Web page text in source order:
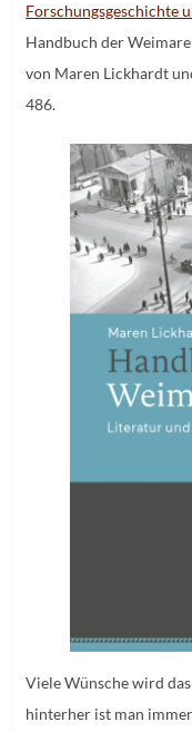
Forschungsgeschichte
Handbuch der
von Maren Lickhardt
486.
Viele Wünsche wird
hinterher ist man